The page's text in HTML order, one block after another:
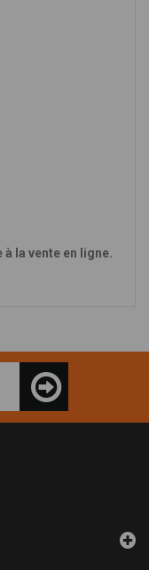
la vente en ligne.